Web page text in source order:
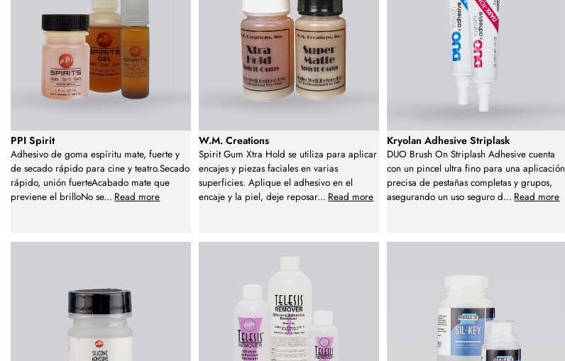
PPI Spirit
Adhesivo de goma espíritu mate, fuerte y
de secado rápido para cine y teatro.Secado
rápido, unión fuerteAcabado mate que
previene el brilloNo se... Read more
W.M. Creations
Spirit Gum Xtra Hold se utiliza para aplicar
encajes y piezas faciales en varias
superficies. Aplique el adhesivo en el
encaje y la piel, deje reposar... Read more
Kryolan Adhesive Striplask
DUO Brush On Striplash Adhesive cuenta
con un pincel ultra fino para una aplicación
precisa de pestañas completas y grupos,
asegurando un uso seguro d... Read more